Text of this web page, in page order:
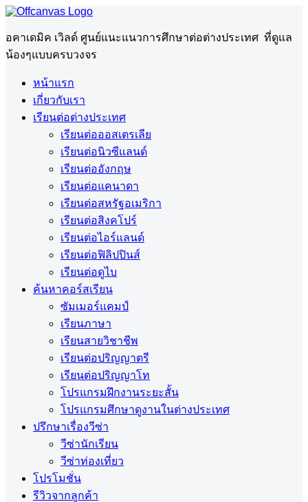
อคาเดมิค เวิลด์ ศูนย์แนะแนวการศึกษาต่อต่างประเทศ ที่ดูแล
น้องๆแบบครบวงจร
หน้าแรก
เกี่ยวกับเรา
เรียนต่อต่างประเทศ
เรียนต่อออสเตรเลีย
เรียนต่อนิวซีแลนด์
เรียนต่ออังกฤษ
เรียนต่อแคนาดา
เรียนต่อสหรัฐอเมริกา
เรียนต่อสิงคโปร์
เรียนต่อไอร์แลนด์
เรียนต่อฟิลิปปินส์
เรียนต่อดูไบ
ค้นหาคอร์สเรียน
ซัมเมอร์แคมป์
เรียนภาษา
เรียนสายวิชาชีพ
เรียนต่อปริญญาตรี
เรียนต่อปริญญาโท
โปรแกรมฝึกงานระยะสั้น
โปรแกรมศึกษาดูงานในต่างประเทศ
ปรึกษาเรื่องวีซ่า
วีซ่านักเรียน
วีซ่าท่องเที่ยว
โปรโมชั่น
รีวิวจากลูกค้า